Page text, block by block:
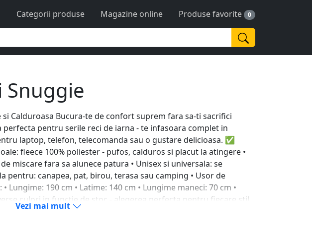
Categorii produse Magazine online Produse favorite 0
Snuggie
si Calduroasa Bucura-te de confort suprem fara sa-ti sacrifici
pentru serile reci de iarna - te infasoara complet in
laptop, telefon, telecomanda sau o gustare delicioasa. ✅
fleece 100% poliester - pufos, calduros si placut la atingere •
miscare fara sa alunece patura • Unisex si universala: se
pentru: canapea, pat, birou, terasa sau camping • Usor de
Lungime: 190 cm • Latime: 140 cm • Lungime maneci: 70 cm •
culori in functie de stoc - alegerea perfecta pentru fiecare stil.
✔ Nu cade de pe tine ca o patura normala ✔ Reduce
pentru serile de iarna sau diminetile lenese ? Livrare rapida
intr-un rasfat calduros cu patura Snuggie!
Vezi mai mult